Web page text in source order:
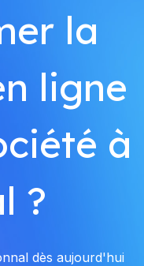
la
ligne
à
?
dès aujourd'hui